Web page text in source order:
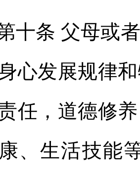
十条 父母或
心发展规律
任，道德修
、生活技能